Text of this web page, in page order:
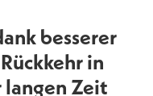
besserer
in
langen Zeit